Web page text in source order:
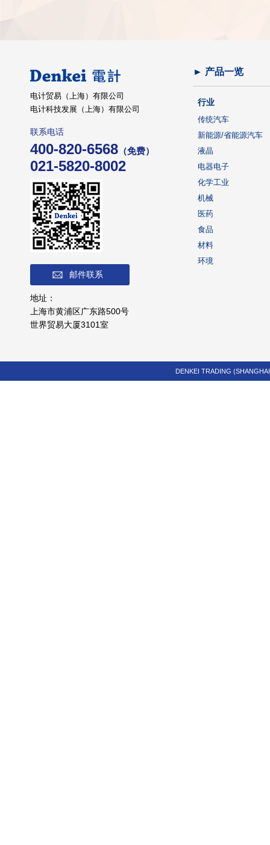
电计贸易（上海）有限公司
电计科技发展（上海）有限公司
联系电话
400-820-6568 （免费）
021-5820-8002
邮件联系
地址：
上海市黄浦区广东路500号
世界贸易大厦3101室
► 产品一览
行业
传统汽车
新能源/省能源汽车
液晶
电器电子
化学工业
机械
医药
食品
材料
环境
DENKEI TRADING